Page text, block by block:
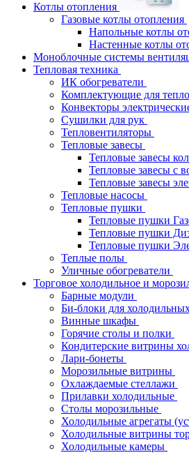
Котлы отопления
Газовые котлы отопления
Напольные котлы
Настенные котлы
Моноблочные системы
Тепловая техника
ИК обогреватели
Комплектующие для
Конвекторы
Сушилки для рук
Тепловентиляторы
Тепловые завесы
Тепловые завесы
Тепловые завесы с
Тепловые завесы
Тепловые насосы
Тепловые пушки
Тепловые пушки
Тепловые пушки
Тепловые пушки
Теплые полы
Уличные обогреватели
Торговое холодильное и
Барные модули
Би-блоки для
Винные шкафы
Горячие столы и полки
Кондитерские витрины
Лари-бонеты
Морозильные витрины
Охлаждаемые стеллажи
Прилавки холодильные
Столы морозильные
Холодильные агрегаты
Холодильные витрины
Холодильные камеры